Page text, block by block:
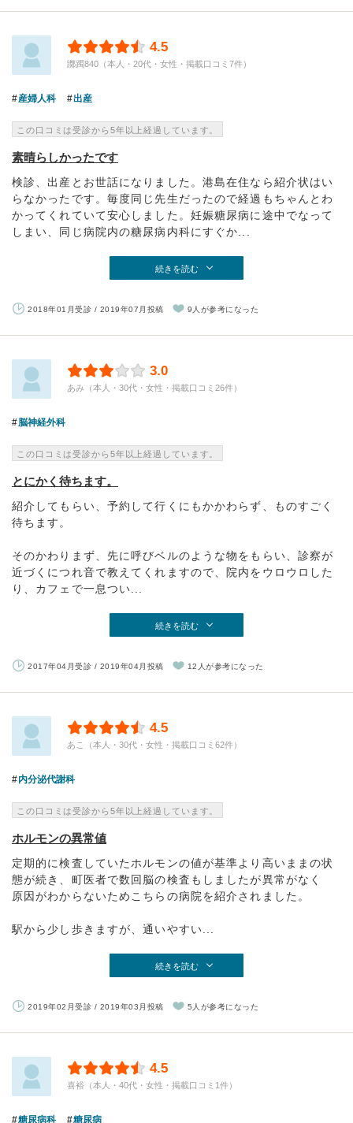
4.5
躑躅840（本人・20代・女性・掲載口コミ7件）
産婦人科 出産
この口コミは受診から5年以上経過しています。
素晴らしかったです
検診、出産とお世話になりました。港島在住なら紹介状はい
らなかったです。毎度同じ先生だったので経過もちゃんとわ
かってくれていて安心しました。妊娠糖尿病に途中でなって
しまい、同じ病院内の糖尿病内科にすぐか...
続きを読む
2018年01月受診 / 2019年07月投稿 9人が参考になった
3.0
あみ（本人・30代・女性・掲載口コミ26件）
脳神経外科
この口コミは受診から5年以上経過しています。
とにかく待ちます。
紹介してもらい、予約して行くにもかかわらず、ものすごく
待ちます。
そのかわりまず、先に呼びベルのような物をもらい、診察が
近づくにつれ音で教えてくれますので、院内をウロウロした
り、カフェで一息つい...
続きを読む
2017年04月受診 / 2019年04月投稿 12人が参考になった
4.5
あこ（本人・30代・女性・掲載口コミ62件）
内分泌代謝科
この口コミは受診から5年以上経過しています。
ホルモンの異常値
定期的に検査していたホルモンの値が基準より高いままの状
態が続き、町医者で数回脳の検査もしましたが異常がなく
原因がわからないためこちらの病院を紹介されました。
駅から少し歩きますが、通いやすい...
続きを読む
2019年02月受診 / 2019年03月投稿 5人が参考になった
4.5
喜裕（本人・40代・女性・掲載口コミ1件）
糖尿病科 糖尿病